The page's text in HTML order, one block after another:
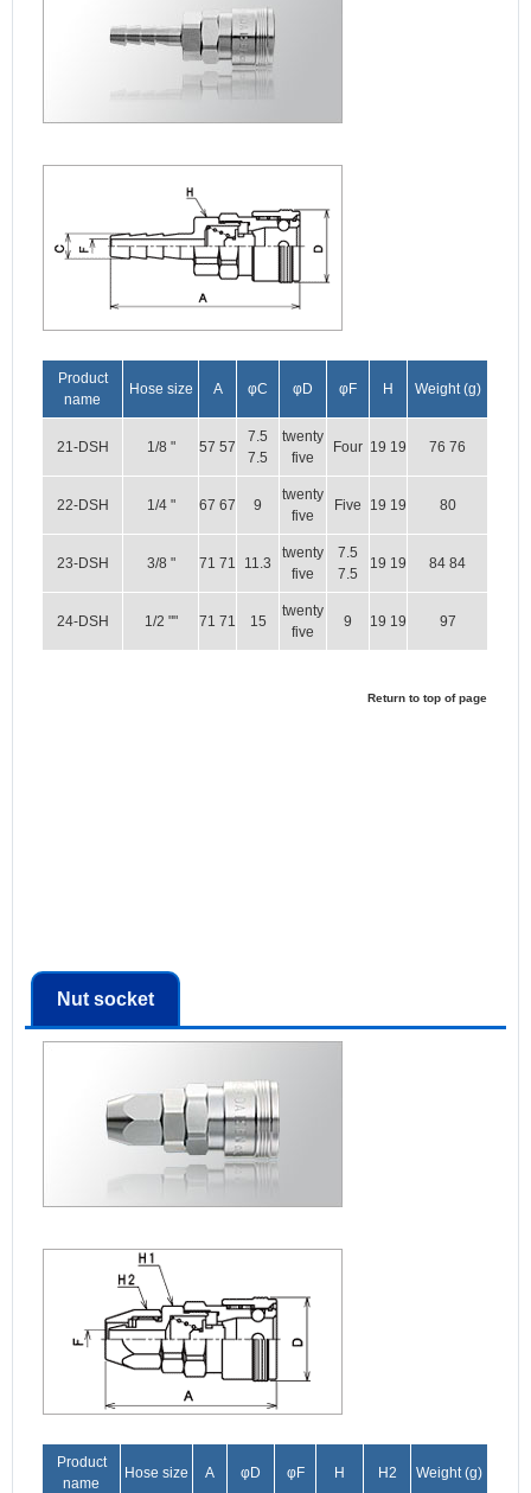
Product
name
Hose size A φC φD φF H Weight (g)
21-DSH 1/8 " 57 57
7.5
7.5
twenty
five
Four 19 19 76 76
22-DSH 1/4 " 67 67 9
twenty
five
Five 19 19 80
23-DSH 3/8 " 71 71 11.3
twenty
five
7.5
7.5
19 19 84 84
24-DSH 1/2 "" 71 71 15
twenty
five
9 19 19 97
Return to top of page
Nut socket
Product
name
Hose size A φD φF H H2 Weight (g)